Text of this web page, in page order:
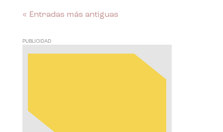
« Entradas más antiguas
PUBLICIDAD